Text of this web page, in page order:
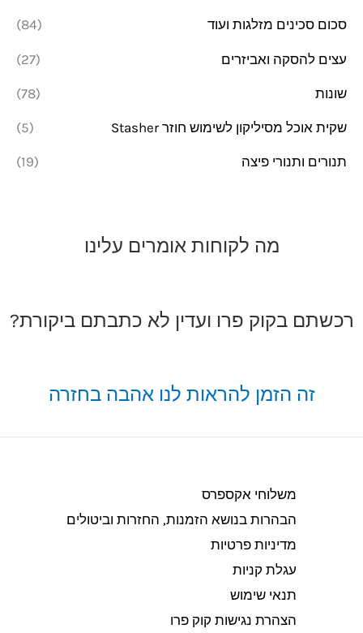
סכום סכינים מזלגות ועוד (84)
עצים להסקה ואביזרים (27)
שונות (78)
שקית אוכל מסיליקון לשימוש חוזר Stasher (5)
תנורים ותנורי פיצה (19)
מה לקוחות אומרים עלינו
רכשתם בקוק פרו ועדין לא כתבתם ביקורת?
זה הזמן להראות לנו אהבה בחזרה
משלוחי אקספרס
הבהרות בנושא הזמנות, החזרות וביטולים​
מדיניות פרטיות
עגלת קניות
תנאי שימוש
הצהרת נגישות קוק פרו